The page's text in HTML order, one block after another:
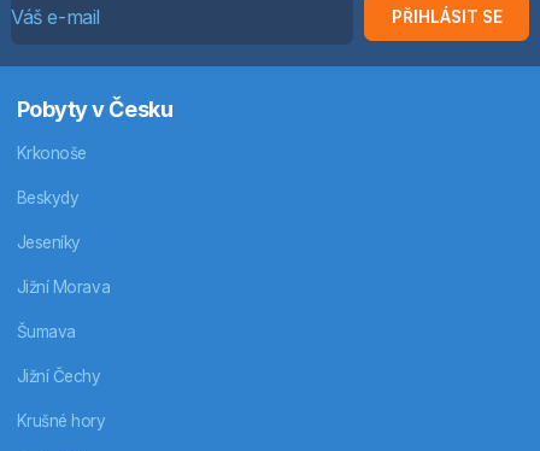
PŘIHLÁSIT SE
Pobyty v Česku
Krkonoše
Beskydy
Jeseníky
Jižní Morava
Šumava
Jižní Čechy
Krušné hory